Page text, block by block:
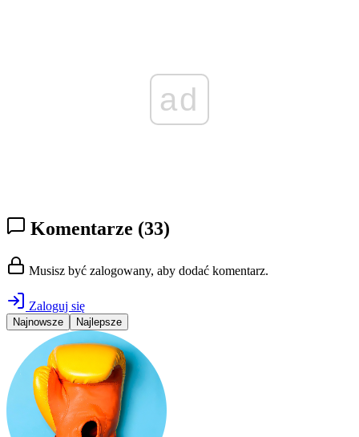
ad
Komentarze (33)
Musisz być zalogowany, aby dodać komentarz.
Zaloguj się
Najnowsze Najlepsze